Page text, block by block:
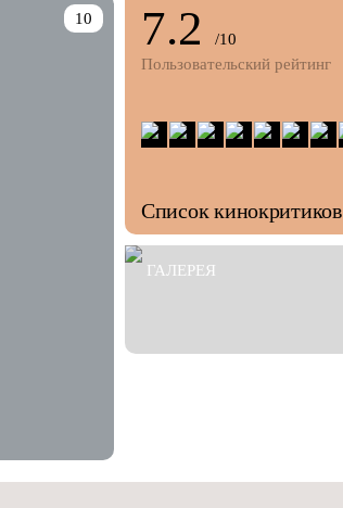
10 7.2
/10
Пользовательский рейтинг
Список кинокритиков
ГАЛЕРЕЯ